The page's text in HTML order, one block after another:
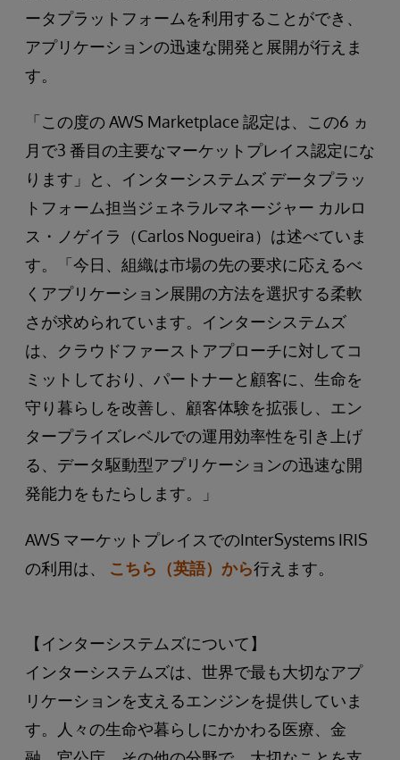
ータプラットフォームを利用することができ、
アプリケーションの迅速な開発と展開が行えま
す。
「この度の AWS Marketplace 認定は、この6 ヵ
月で3 番目の主要なマーケットプレイス認定にな
ります」と、インターシステムズ データプラッ
トフォーム担当ジェネラルマネージャー カルロ
ス・ノゲイラ（Carlos Nogueira）は述べていま
す。「今日、組織は市場の先の要求に応えるべ
くアプリケーション展開の方法を選択する柔軟
さが求められています。インターシステムズ
は、クラウドファーストアプローチに対してコ
ミットしており、パートナーと顧客に、生命を
守り暮らしを改善し、顧客体験を拡張し、エン
タープライズレベルでの運用効率性を引き上げ
る、データ駆動型アプリケーションの迅速な開
発能力をもたらします。」
AWS マーケットプレイスでのInterSystems IRIS
の利用は、 こちら（英語）から行えます。
【インターシステムズについて】
インターシステムズは、世界で最も大切なアプ
リケーションを支えるエンジンを提供していま
す。人々の生命や暮らしにかかわる医療、金